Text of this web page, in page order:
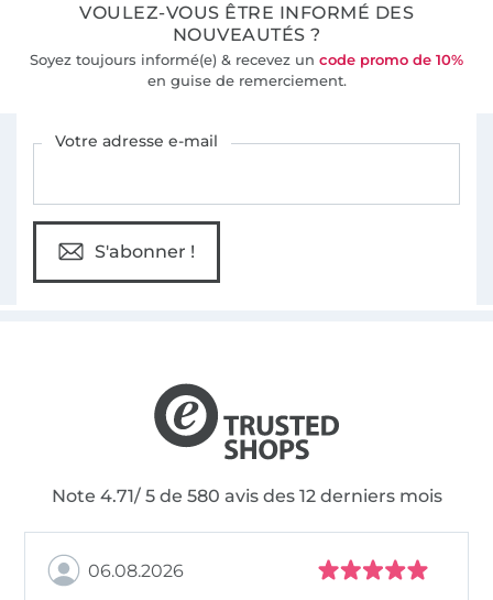
VOULEZ-VOUS ÊTRE INFORMÉ DES
NOUVEAUTÉS ?
Soyez toujours informé(e) & recevez un code promo de 10%
en guise de remerciement.
Votre adresse e-mail
S'abonner !
Note 4.71/ 5 de 580 avis des 12 derniers mois
06.08.2026